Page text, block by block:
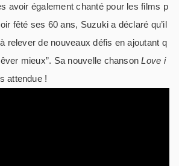
avoir également chanté pour les films p
fêté ses 60 ans, Suzuki a déclaré qu’il
relever de nouveaux défis en ajoutant q
rêver mieux”. Sa nouvelle chansonLove i
attendue !